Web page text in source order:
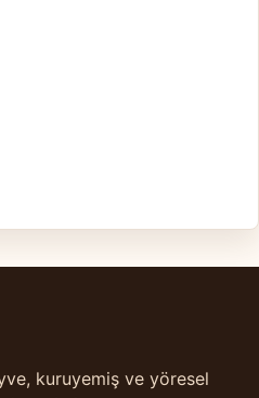
kuruyemiş ve yöresel